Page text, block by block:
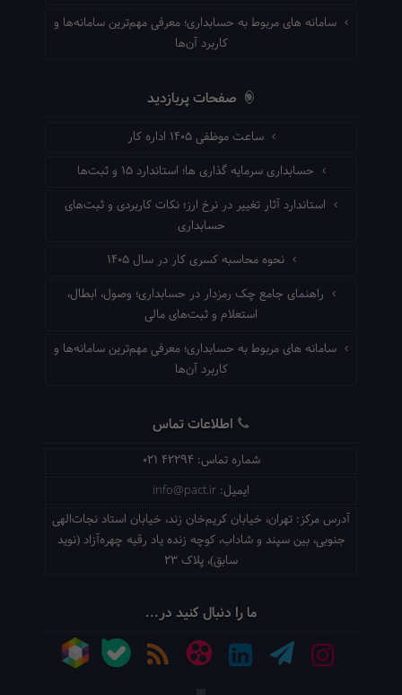
سامانه های مربوط به حسابداری؛ معرفی مهم‌ترین سامانه‌ها و
کاربرد آن‌ها
صفحات پربازدید
ساعت موظفی ۱۴۰۵ اداره کار
حسابداری سرمایه گذاری ها؛ استاندارد ۱۵ و ثبت‌ها
استاندارد آثار تغییر در نرخ ارز؛ نکات کاربردی و ثبت‌های
حسابداری
نحوه محاسبه کسری کار در سال ۱۴۰۵
راهنمای جامع چک رمزدار در حسابداری؛ وصول، ابطال،
استعلام و ثبت‌های مالی
سامانه های مربوط به حسابداری؛ معرفی مهم‌ترین سامانه‌ها و
کاربرد آن‌ها
اطلاعات تماس
شماره تماس: 021 42294
ایمیل: info@pact.ir
آدرس مرکز: تهران، خیابان کریم‌خان زند، خیابان استاد نجات‌الهی
جنوبی، بین سپند و شاداب، کوچه زنده یاد رقیه چهره‌آزاد (نوید
سابق)، پلاک 23
ما را دنبال کنید در...